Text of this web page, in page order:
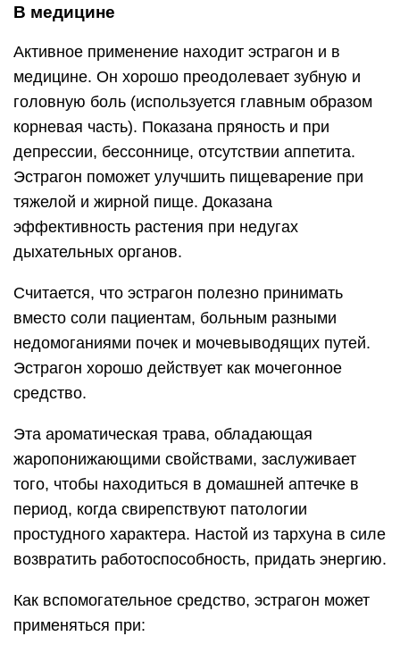
В медицине
Активное применение находит эстрагон и в
медицине. Он хорошо преодолевает зубную и
головную боль (используется главным образом
корневая часть). Показана пряность и при
депрессии, бессоннице, отсутствии аппетита.
Эстрагон поможет улучшить пищеварение при
тяжелой и жирной пище. Доказана
эффективность растения при недугах
дыхательных органов.
Считается, что эстрагон полезно принимать
вместо соли пациентам, больным разными
недомоганиями почек и мочевыводящих путей.
Эстрагон хорошо действует как мочегонное
средство.
Эта ароматическая трава, обладающая
жаропонижающими свойствами, заслуживает
того, чтобы находиться в домашней аптечке в
период, когда свирепствуют патологии
простудного характера. Настой из тархуна в силе
возвратить работоспособность, придать энергию.
Как вспомогательное средство, эстрагон может
применяться при: